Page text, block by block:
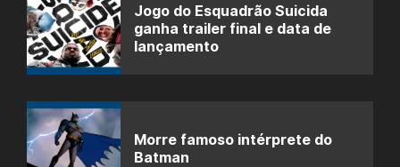
Jogo do Esquadrão Suicida
ganha trailer final e data de
lançamento
Morre famoso intérprete do
Batman